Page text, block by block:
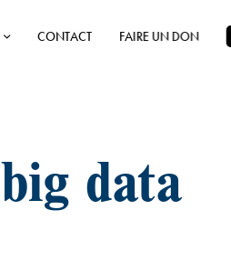
CONTACT FAIRE UN DON
big data